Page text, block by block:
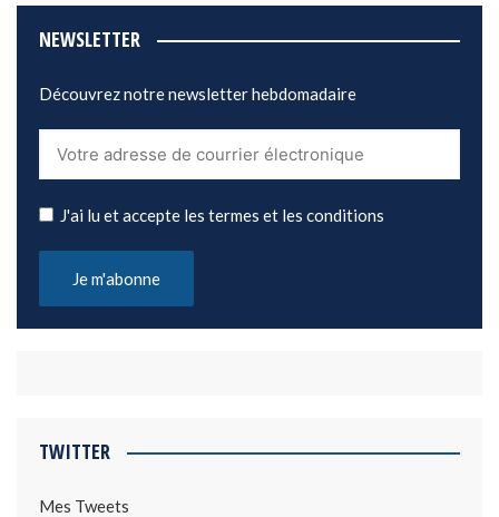
NEWSLETTER
Découvrez notre newsletter hebdomadaire
J'ai lu et accepte les termes et les conditions
TWITTER
Mes Tweets